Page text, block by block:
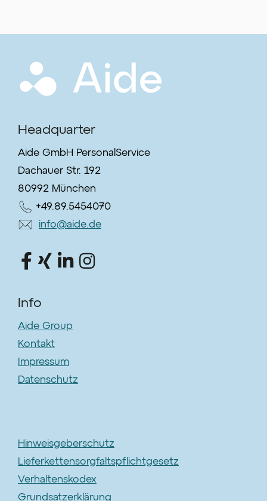
Headquarter
Aide GmbH PersonalService
Dachauer Str. 192
80992 München
+49.89.5454070
info@aide.de
Info
Aide Group
Kontakt
Impressum
Datenschutz
Hinweisgeberschutz
Lieferkettensorgfaltspflichtgesetz
Verhaltenskodex
Grundsatzerklärung